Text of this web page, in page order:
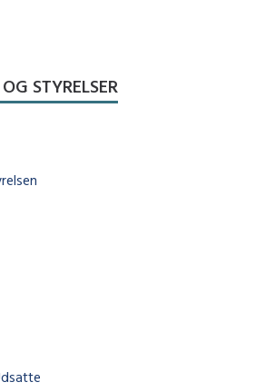
STYRELSER